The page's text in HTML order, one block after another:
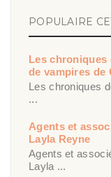
POPULAIRE
Les chroniques
de vampires de
Les chroniques
...
Agents et
Layla Reyne
Agents et
Layla ...